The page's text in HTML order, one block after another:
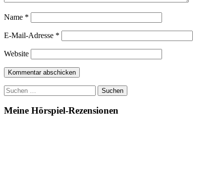
Name *
E-Mail-Adresse *
Website
Suchen
nach:
Meine Hörspiel-Rezensionen